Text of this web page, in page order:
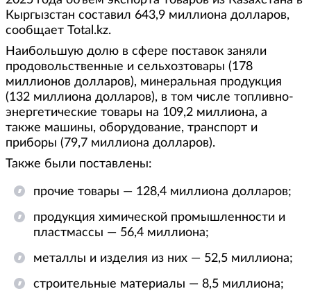
Кыргызстан составил 643,9 миллиона долларов,
сообщает Total.kz.
Наибольшую долю в сфере поставок заняли
продовольственные и сельхозтовары (178
миллионов долларов), минеральная продукция
(132 миллиона долларов), в том числе топливно-
энергетические товары на 109,2 миллиона, а
также машины, оборудование, транспорт и
приборы (79,7 миллиона долларов).
Также были поставлены:
прочие товары — 128,4 миллиона долларов;
продукция химической промышленности и
пластмассы — 56,4 миллиона;
металлы и изделия из них — 52,5 миллиона;
строительные материалы — 8,5 миллиона;